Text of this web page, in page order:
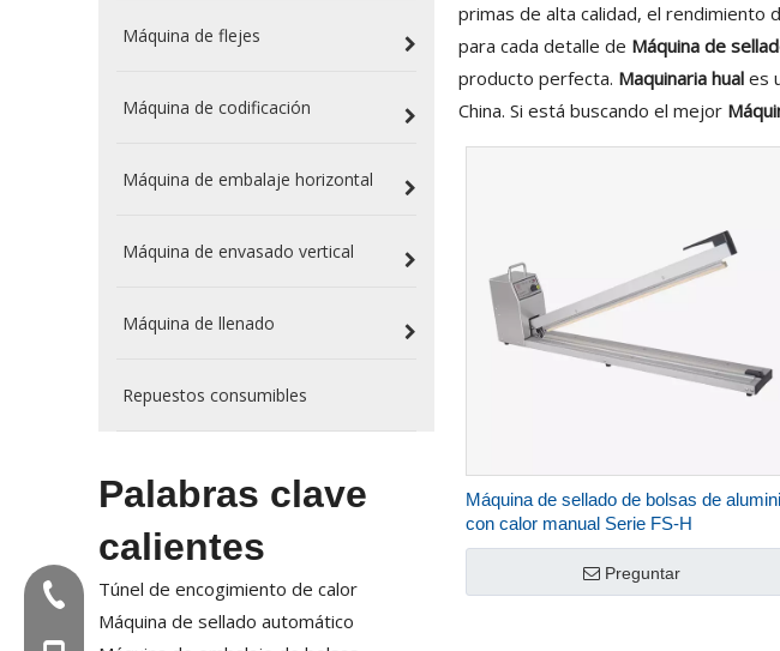
Máquina de flejes
Máquina de codificación
Máquina de embalaje horizontal
Máquina de envasado vertical
Máquina de llenado
Repuestos consumibles
Palabras clave
calientes
Túnel de encogimiento de calor
Máquina de sellado automático
primas de alta calidad, el rendimiento
para cada detalle de Máquina de
producto perfecta. Maquinaria hual es
China. Si está buscando el mejor
Máquina de sellado de bolsas de
con calor manual Serie FS-H
Preguntar
Tel:+86-577-88627766